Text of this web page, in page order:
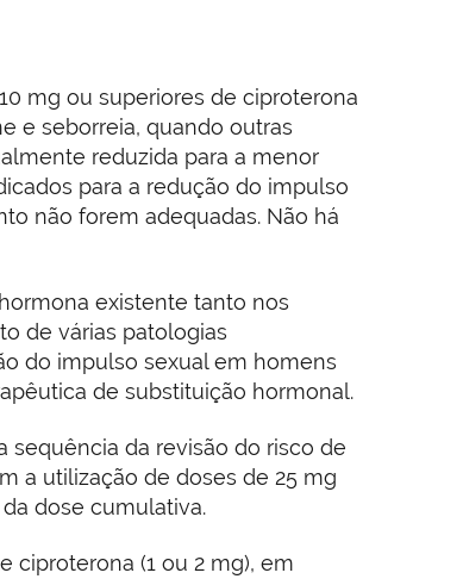
mg ou superiores de ciproterona
e seborreia, quando outras
reduzida para a menor
para a redução do impulso
não forem adequadas. Não há
existente tanto nos
de várias patologias
do impulso sexual em homens
de substituição hormonal.
sequência da revisão do risco de
a utilização de doses de 25 mg
dose cumulativa.
ciproterona (1 ou 2 mg), em